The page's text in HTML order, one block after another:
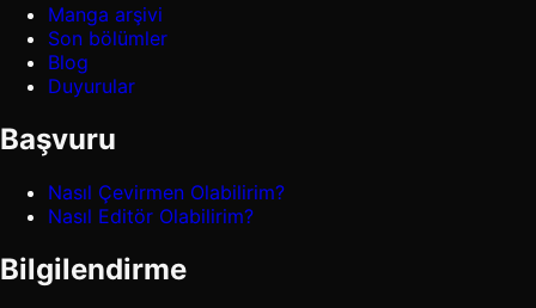
Manga arşivi
Son bölümler
Blog
Duyurular
Başvuru
Nasıl Çevirmen Olabilirim?
Nasıl Editör Olabilirim?
Bilgilendirme